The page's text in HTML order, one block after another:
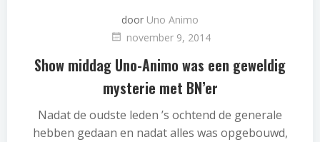
door Uno Animo
november 9, 2014
Show middag Uno-Animo was een geweldig
mysterie met BN’er
Nadat de oudste leden ’s ochtend de generale
hebben gedaan en nadat alles was opgebouwd,